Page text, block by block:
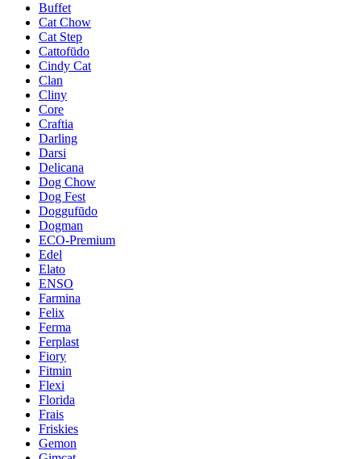
Buffet
Cat Chow
Cat Step
Cattofūdo
Cindy Cat
Clan
Cliny
Core
Craftia
Darling
Darsi
Delicana
Dog Chow
Dog Fest
Doggufūdo
Dogman
ECO-Premium
Edel
Elato
ENSO
Farmina
Felix
Ferma
Ferplast
Fiory
Fitmin
Flexi
Florida
Frais
Friskies
Gemon